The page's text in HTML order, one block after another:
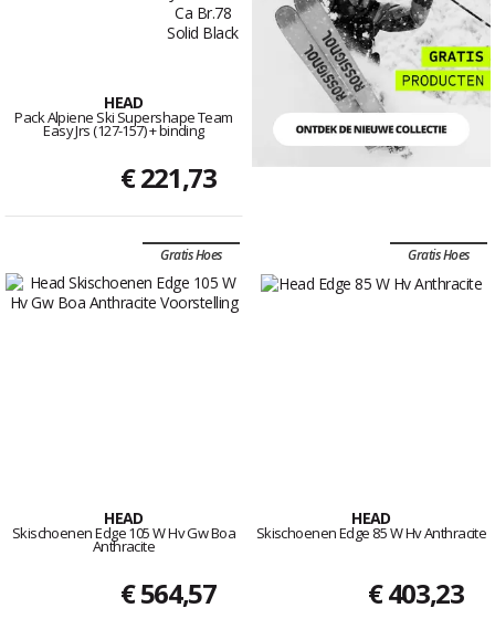
HEAD
Pack Alpiene Ski Supershape Team
Easy Jrs (127-157) + binding
€ 221,73
Gratis Hoes
HEAD
Skischoenen Edge 105 W Hv Gw Boa
Anthracite
€ 564,57
Gratis Hoes
HEAD
Skischoenen Edge 85 W Hv Anthracite
€ 403,23